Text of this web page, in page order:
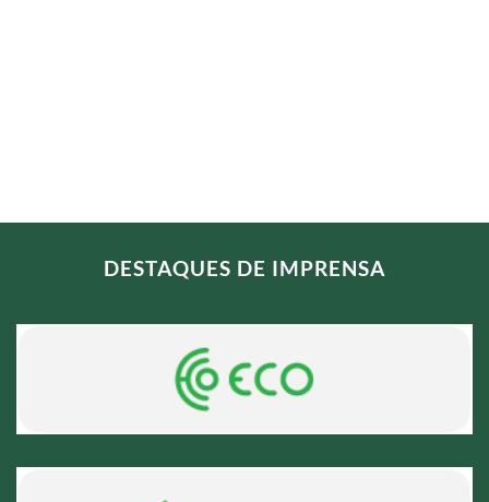
DESTAQUES DE IMPRENSA